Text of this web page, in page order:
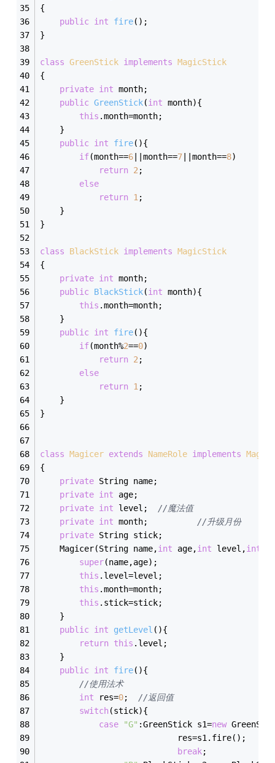
{
public int fire() ;
}
class GreenStick implements MagicStick
{
private int month;
public GreenStick(int month){
this .month=month;
	}
public int fire(){
if(month==6 ||month==7 ||month==8)
return 2 ;
else
return 1 ;
	}
}
class BlackStick implements MagicStick
{
private int month;
public BlackStick(int month){
this .month=month;
	}
public int fire(){
if(month%2==0)
return 2 ;
else
return 1 ;
	}
}
class Magicer extends NameRole implements
{
private String name;
private int age;
private int
//魔法值
private int
//升级月份
private String stick;
	Magicer(String name,
int age,int level,int
super(name,age);
this .level=level;
this .month=month;
this .stick=stick;
	}
public int getLevel (){
return this .level;
	}
public int fire(){
//使用法术
int res=0
//返回值
switch(stick){
case
"G" :GreenStick s1=new
							res=s1.fire();
break;